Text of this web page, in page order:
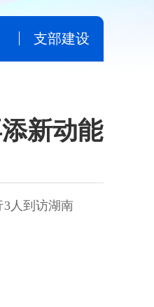
支部建设
新动能
人到访湖南